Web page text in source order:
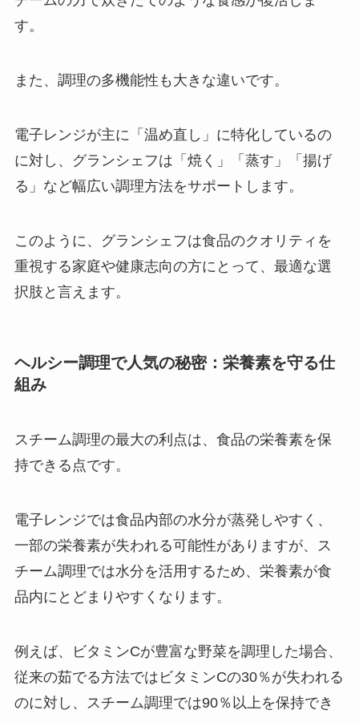
す。
また、調理の多機能性も大きな違いです。
電子レンジが主に「温め直し」に特化しているの
に対し、グランシェフは「焼く」「蒸す」「揚げ
る」など幅広い調理方法をサポートします。
このように、グランシェフは食品のクオリティを
重視する家庭や健康志向の方にとって、最適な選
択肢と言えます。
ヘルシー調理で人気の秘密：栄養素を守る仕
組み
スチーム調理の最大の利点は、食品の栄養素を保
持できる点です。
電子レンジでは食品内部の水分が蒸発しやすく、
一部の栄養素が失われる可能性がありますが、ス
チーム調理では水分を活用するため、栄養素が食
品内にとどまりやすくなります。
例えば、ビタミンCが豊富な野菜を調理した場合、
従来の茹でる方法ではビタミンCの30％が失われる
のに対し、スチーム調理では90％以上を保持でき